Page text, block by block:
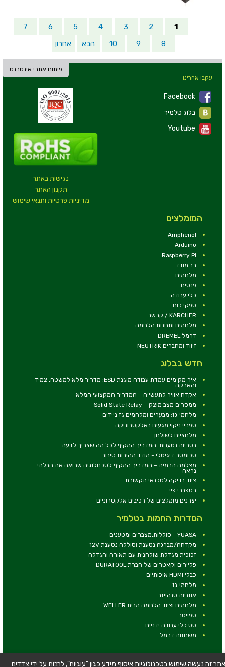
1
2
3
4
5
6
7
8
9
10 הבא אחרון
פיתוח אתרי אינטרנט
נגישות באתר
תקנון האתר
מדיניות פרטיות ותנאי שימוש
עקבו אחרינו
Facebook
Youtube
המומלצים
Amphenol
Arduino
Raspberry Pi
רב מודד
מלחמים
פנסים
כלי עבודה
ספקי כוח
KARCHER / קרשר
מלחמים ותחנות הלחמה
דרמל DREMEL
זיווד ומחברים NEUTRIK
חדש בבלוג
איך מקימים עמדת עבודה מוגנת ESD: מדריך מלא למשטח, צמיד
והארקה
אקדח אוויר לתעשייה – המדריך המקצועי המלא
ממסרים מצב מוצק – Solid State Relay
מלחמי גז: מבערים ומלחמים גז ניידים
ספריי ניקוי מגעים באלקטרוניקה
מלחציים לשולחן
בטריות נטענות: המדריך המקיף לכל מה שצריך לדעת
טכומטר דיגיטלי - מודד מהירות סיבוב
מצלמה תרמית – המדריך המקיף לטכנולוגיה שרואה את הבלתי
נראה
ציוד בדיקה לטכנאי תקשורת
רספברי פיי
יצרנים מומלצים של רכיבים אלקטרוניים
הסדרות החמות בטלמיר
YUASA - סוללות,מצברים ומטענים
מקדחה/מברגה נטענת וסוללה נטענת 12V
זכוכית מגדלת שולחנית עם תאורה והגדלה
פליירים וקאטרים של חברת DURATOOL
כבלי HDMI איכותיים
מלחמי גז
אוזניות סנהייזר
מלחמים וציוד הלחמה מבית WELLER
ספייסר
סט כלי עבודה ידניים
משחזות דרמל
© כל הזכויות שמורות - טלמיר אלקטרוניקה בע''מ
זה נעשה שימוש בטכנולוגיות איסוף מידע כגון "עוגיות", לרבות על ידי צדדים